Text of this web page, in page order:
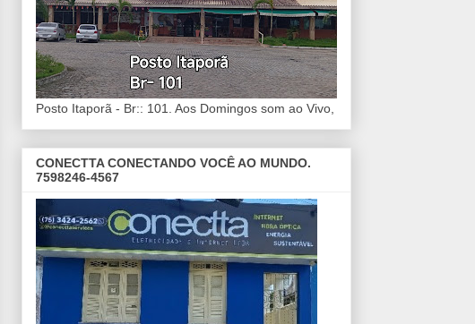
Posto Itaporã - Br:: 101. Aos Domingos som ao Vivo,
CONECTTA CONECTANDO VOCÊ AO MUNDO.
7598246-4567